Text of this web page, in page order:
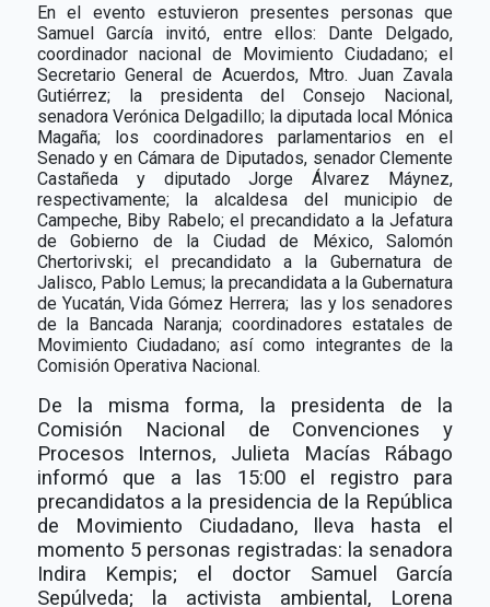
En el evento estuvieron presentes personas que
Samuel García invitó, entre ellos: Dante Delgado,
coordinador nacional de Movimiento Ciudadano; el
Secretario General de Acuerdos, Mtro. Juan Zavala
Gutiérrez; la presidenta del Consejo Nacional,
senadora Verónica Delgadillo; la diputada local Mónica
Magaña; los coordinadores parlamentarios en el
Senado y en Cámara de Diputados, senador Clemente
Castañeda y diputado Jorge Álvarez Máynez,
respectivamente; la alcaldesa del municipio de
Campeche, Biby Rabelo; el precandidato a la Jefatura
de Gobierno de la Ciudad de México, Salomón
Chertorivski; el precandidato a la Gubernatura de
Jalisco, Pablo Lemus; la precandidata a la Gubernatura
de Yucatán, Vida Gómez Herrera; las y los senadores
de la Bancada Naranja; coordinadores estatales de
Movimiento Ciudadano; así como integrantes de la
Comisión Operativa Nacional.
De la misma forma, la presidenta de la
Comisión Nacional de Convenciones y
Procesos Internos, Julieta Macías Rábago
informó que a las 15:00 el registro para
precandidatos a la presidencia de la República
de Movimiento Ciudadano, lleva hasta el
momento 5 personas registradas: la senadora
Indira Kempis; el doctor Samuel García
Sepúlveda; la activista ambiental, Lorena